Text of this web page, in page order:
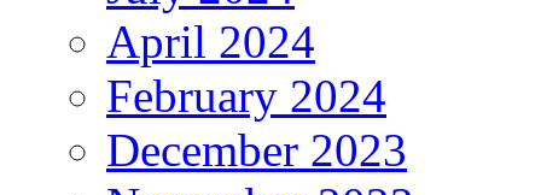
April 2024
February 2024
December 2023